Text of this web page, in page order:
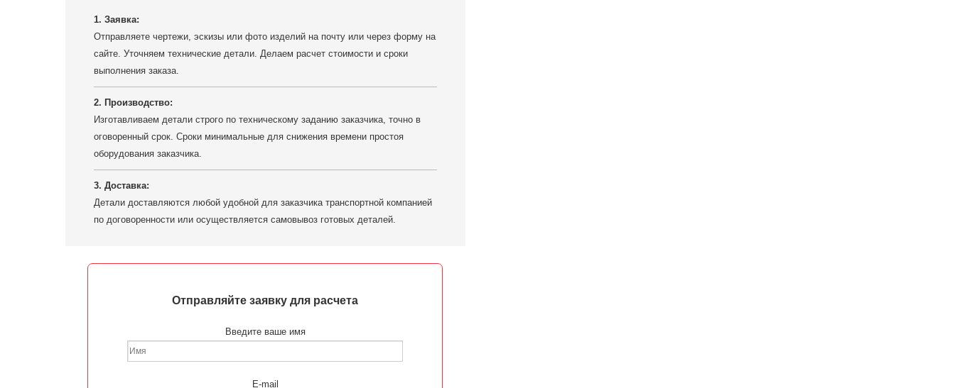
1. Заявка:
Отправляете чертежи, эскизы или фото изделий на почту или через форму на
сайте. Уточняем технические детали. Делаем расчет стоимости и сроки
выполнения заказа.
2. Производство:
Изготавливаем детали строго по техническому заданию заказчика, точно в
оговоренный срок. Сроки минимальные для снижения времени простоя
оборудования заказчика.
3. Доставка:
Детали доставляются любой удобной для заказчика транспортной компанией
по договоренности или осуществляется самовывоз готовых деталей.
Отправляйте заявку для расчета
Введите ваше имя
E-mail